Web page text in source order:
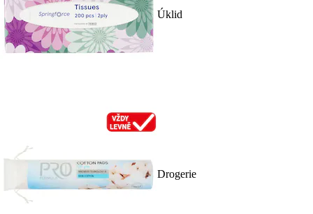
Úklid
Drogerie